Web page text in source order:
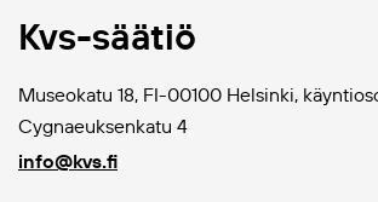
Kvs-säätiö
Museokatu 18, FI-00100 Helsinki,
Cygnaeuksenkatu 4
info@kvs.fi